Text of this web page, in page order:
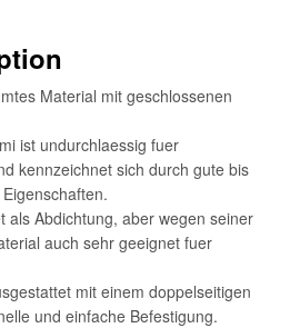
Material mit geschlossenen
ist undurchlaessig fuer
kennzeichnet sich durch gute bis
als Abdichtung, aber wegen seiner
auch sehr geeignet fuer
mit einem doppelseitigen
und einfache Befestigung.